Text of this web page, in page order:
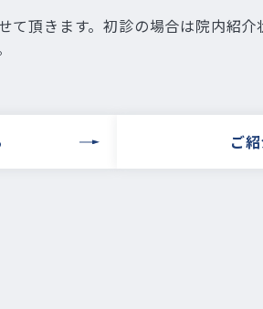
て頂きます。初診の場合は院内紹
ご